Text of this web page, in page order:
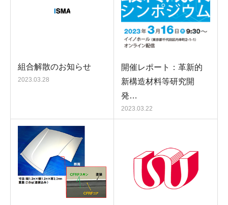
組合解散のお知らせ
2023.03.28
開催レポート：革新的
新構造材料等研究開
発…
2023.03.22